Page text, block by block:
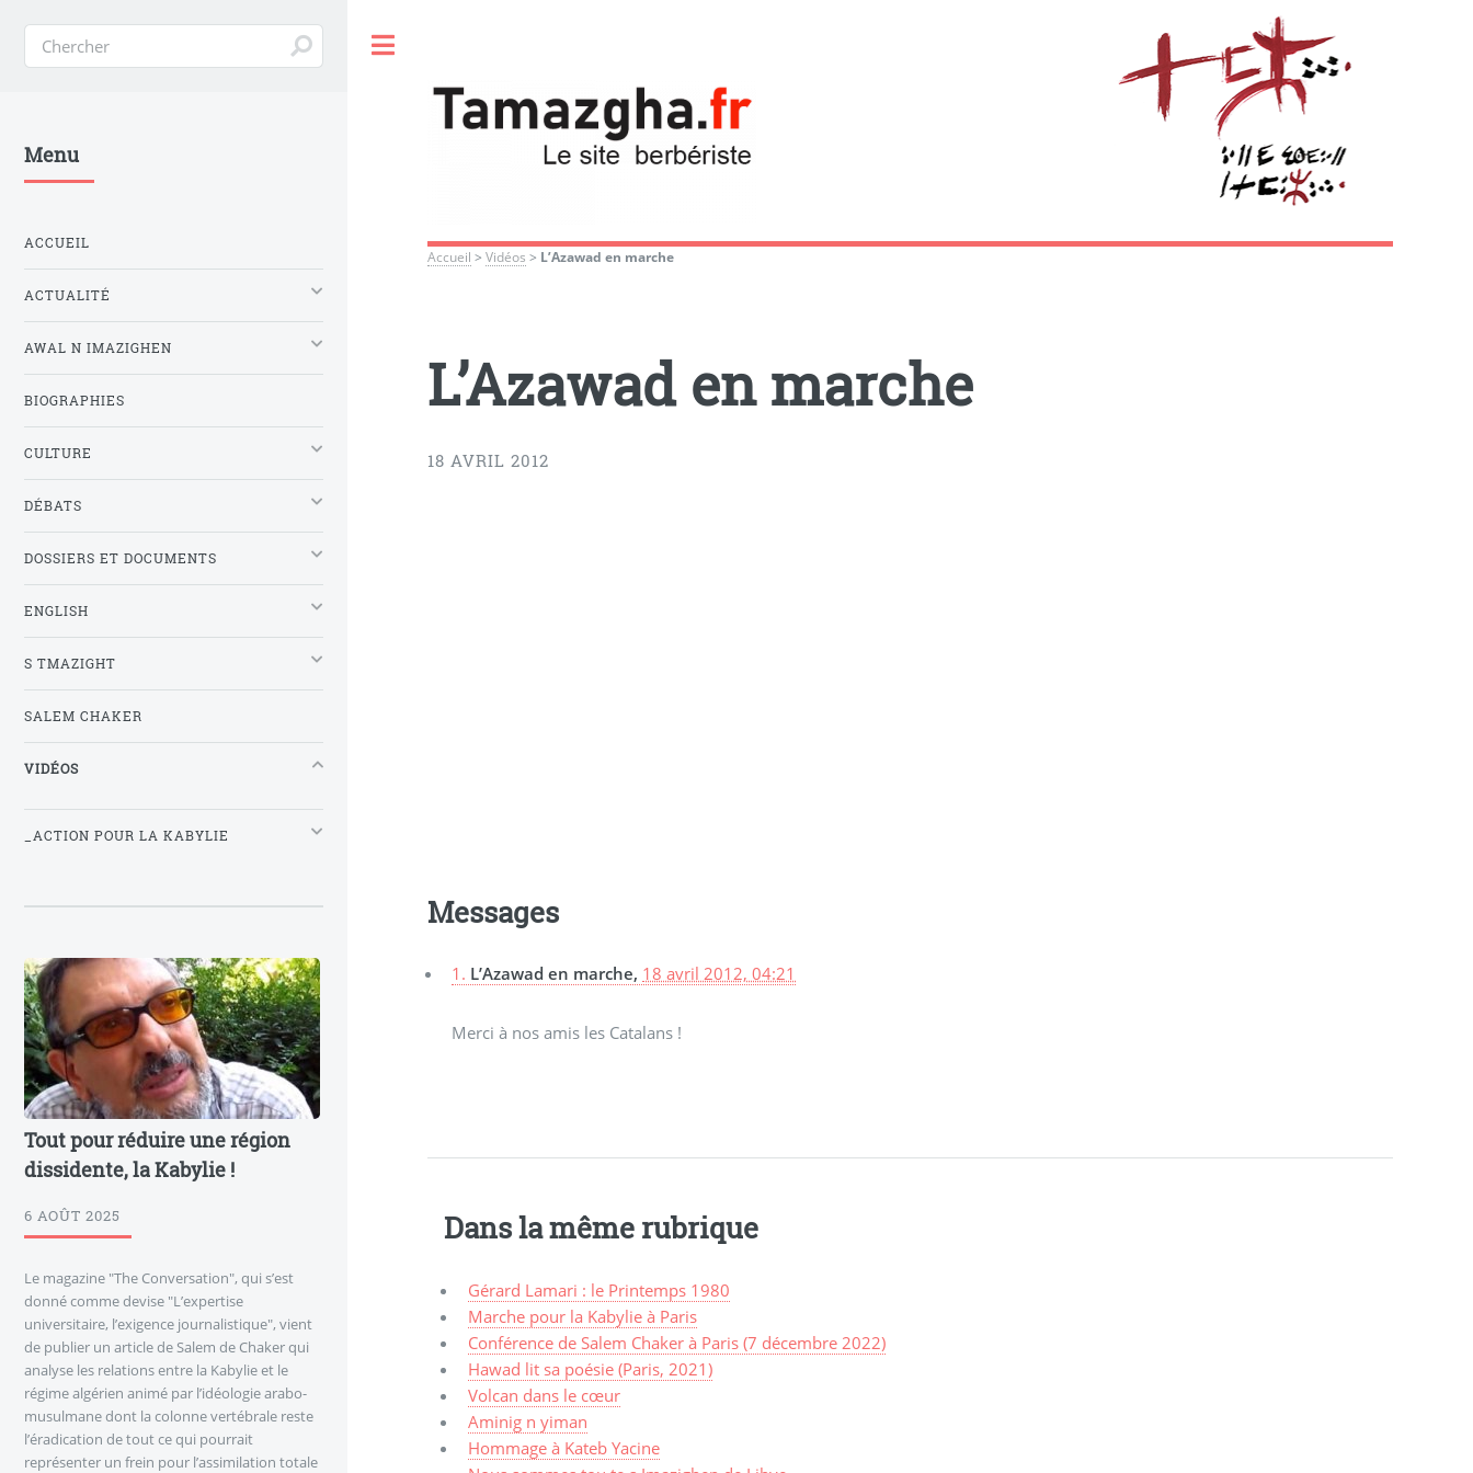
Accueil >Vidéos > L’Azawad en marche
L’Azawad en marche
18 AVRIL 2012
Messages
1. L’Azawad en marche, 18 avril 2012, 04:21
Merci à nos amis les Catalans !
Dans la même rubrique
Gérard Lamari : le Printemps 1980
Marche pour la Kabylie à Paris
Conférence de Salem Chaker à Paris (7 décembre 2022)
Hawad lit sa poésie (Paris, 2021)
Volcan dans le cœur
Aminig n yiman
Hommage à Kateb Yacine
Menu
ACCUEIL
ACTUALITÉ
AWAL N IMAZIGHEN
BIOGRAPHIES
CULTURE
DÉBATS
DOSSIERS ET DOCUMENTS
ENGLISH
S TMAZIGHT
SALEM CHAKER
VIDÉOS
_ACTION POUR LA KABYLIE
Tout pour réduire une région
dissidente, la Kabylie !
6 AOÛT 2025
Le magazine "The Conversation", qui s’est
donné comme devise "L’expertise
universitaire, l’exigence journalistique", vient
de publier un article de Salem de Chaker qui
analyse les relations entre la Kabylie et le
régime algérien animé par l’idéologie arabo-
musulmane dont la colonne vertébrale reste
l’éradication de tout ce qui pourrait
représenter un frein pour l’assimilation totale